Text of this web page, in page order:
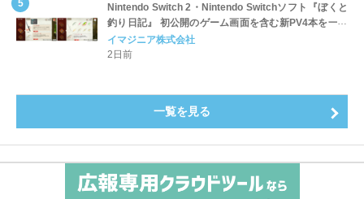
Nintendo Switch 2・Nintendo Switchソフト『ぼくと
釣り日記』 初公開のゲーム画面を含む新PV4本を一挙
公開！
イマジニア株式会社
2日前
一覧を見る